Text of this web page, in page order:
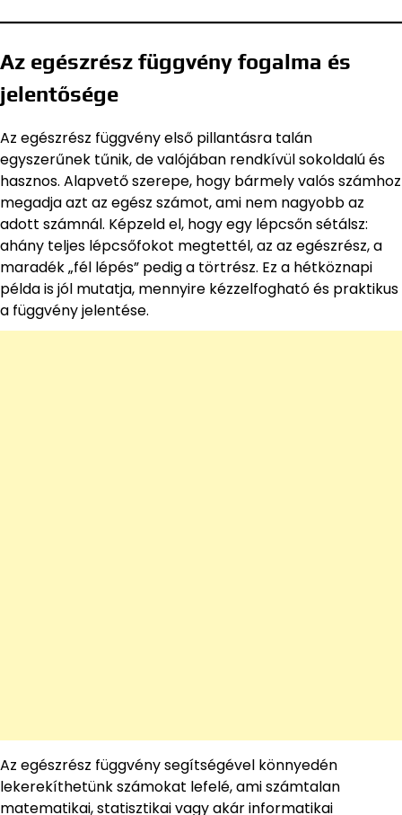
Az egészrész függvény fogalma és
jelentősége
Az egészrész függvény első pillantásra talán
egyszerűnek tűnik, de valójában rendkívül sokoldalú és
hasznos. Alapvető szerepe, hogy bármely valós számhoz
megadja azt az egész számot, ami nem nagyobb az
adott számnál. Képzeld el, hogy egy lépcsőn sétálsz:
ahány teljes lépcsőfokot megtettél, az az egészrész, a
maradék „fél lépés” pedig a törtrész. Ez a hétköznapi
példa is jól mutatja, mennyire kézzelfogható és praktikus
a függvény jelentése.
Az egészrész függvény segítségével könnyedén
lekerekíthetünk számokat lefelé, ami számtalan
matematikai, statisztikai vagy akár informatikai